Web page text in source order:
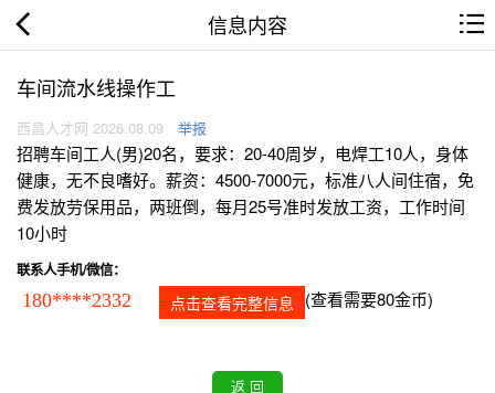
信息内容
车间流水线操作工
西昌人才网 2026.08.09 举报
招聘车间工人(男)20名，要求：20-40周岁，电焊工10人，身体
健康，无不良嗜好。薪资：4500-7000元，标准八人间住宿，免
费发放劳保用品，两班倒，每月25号准时发放工资，工作时间
10小时
联系人手机/微信：
180****2332 点击查看完整信息 (查看需要80金币)